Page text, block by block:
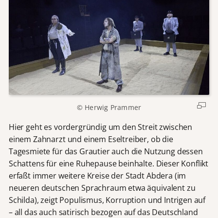
© Herwig Prammer
Hier geht es vordergründig um den Streit zwischen
einem Zahnarzt und einem Eseltreiber, ob die
Tagesmiete für das Grautier auch die Nutzung dessen
Schattens für eine Ruhepause beinhalte. Dieser Konflikt
erfaßt immer weitere Kreise der Stadt Abdera (im
neueren deutschen Sprachraum etwa äquivalent zu
Schilda), zeigt Populismus, Korruption und Intrigen auf
– all das auch satirisch bezogen auf das Deutschland